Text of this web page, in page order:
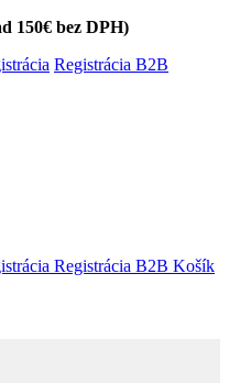
150€ bez DPH)
Registrácia B2B
Registrácia B2B Košík